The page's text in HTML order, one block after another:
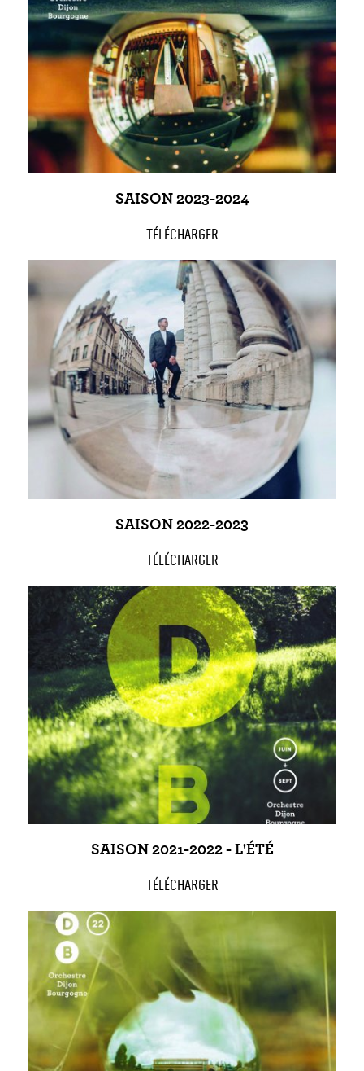
SAISON 2023-2024
TÉLÉCHARGER
SAISON 2022-2023
TÉLÉCHARGER
SAISON 2021-2022 - L'ÉTÉ
TÉLÉCHARGER